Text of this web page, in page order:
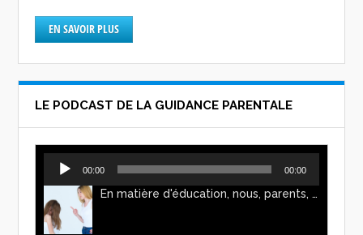
EN SAVOIR PLUS
LE PODCAST DE LA GUIDANCE PARENTALE
Lecteur
audio
00:00 00:00
En matière d'éducation, nous, parents, avons l'impression de faire preuve d'autorité. Mais n'est-ce pas, parfois, plutôt un jeu de pouvoir ? Ce podcast vous permettra d'y voir plus clair !